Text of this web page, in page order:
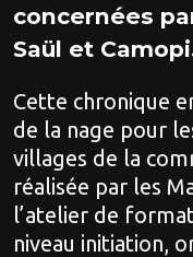
concernées
Saül et
Cette chronique
de la nage pour
villages de la
réalisée par les
l’atelier de
niveau initiation,